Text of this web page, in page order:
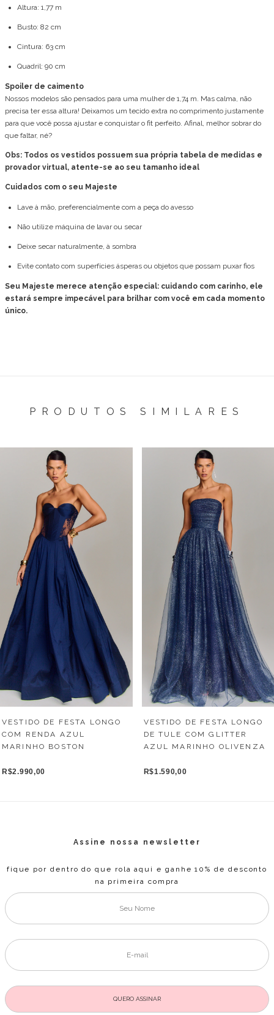
Altura: 1,77 m
Busto: 82 cm
Cintura: 63 cm
Quadril: 90 cm
Spoiler de caimento
Nossos modelos são pensados para uma mulher de 1,74 m. Mas calma, não
precisa ter essa altura! Deixamos um tecido extra no comprimento justamente
para que você possa ajustar e conquistar o fit perfeito. Afinal, melhor sobrar do
que faltar, né?
Obs: Todos os vestidos possuem sua própria tabela de medidas e
provador virtual, atente-se ao seu tamanho ideal
Cuidados com o seu Majeste
Lave à mão, preferencialmente com a peça do avesso
Não utilize máquina de lavar ou secar
Deixe secar naturalmente, à sombra
Evite contato com superfícies ásperas ou objetos que possam puxar fios
Seu Majeste merece atenção especial: cuidando com carinho, ele
estará sempre impecável para brilhar com você em cada momento
único.
PRODUTOS SIMILARES
VESTIDO DE FESTA LONGO
COM RENDA AZUL
MARINHO BOSTON
R$2.990,00
VESTIDO DE FESTA LONGO
DE TULE COM GLITTER
AZUL MARINHO OLIVENZA
R$1.590,00
Assine nossa newsletter
fique por dentro do que rola aqui e ganhe 10% de desconto
na primeira compra